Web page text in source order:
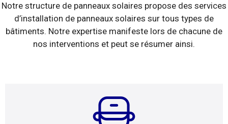
Notre structure de panneaux solaires propose des services
d’installation de panneaux solaires sur tous types de
bâtiments. Notre expertise manifeste lors de chacune de
nos interventions et peut se résumer ainsi.